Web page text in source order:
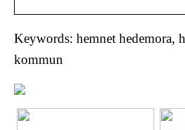
Keywords: hemnet hedemora,
kommun